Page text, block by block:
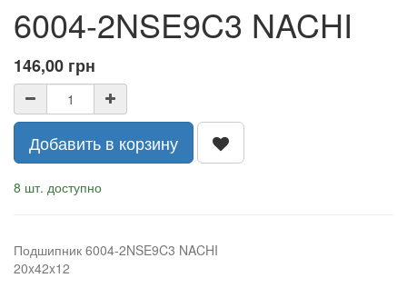
6004-2NSE9C3 NACHI
146,00 грн
Добавить в корзину
8 шт. доступно
Подшипник 6004-2NSE9C3 NACHI
20x42x12